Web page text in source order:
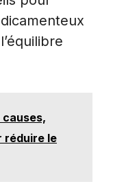
causes,
réduire le